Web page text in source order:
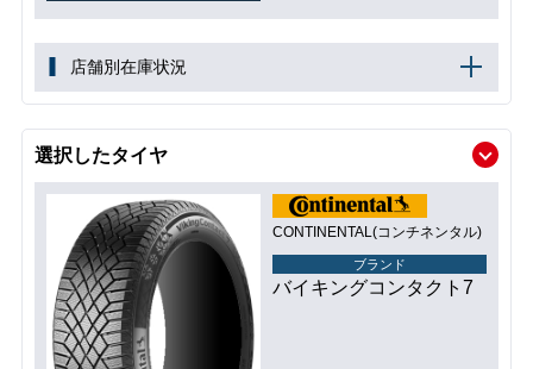
店舗別在庫状況
選択したタイヤ
CONTINENTAL(コンチネンタル)
ブランド
バイキングコンタクト7